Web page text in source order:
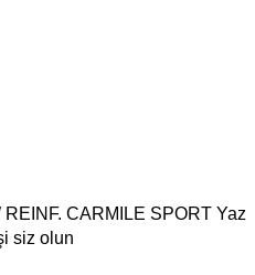
CARMILE SPORT Yaz
siz olun